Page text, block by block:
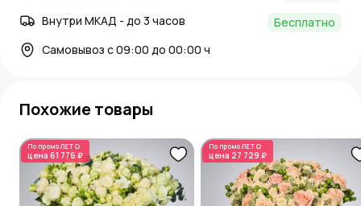
Внутри МКАД - до 3 часов
Бесплатно
Самовывоз с 09:00 до 00:00 ч
Похожие товары
По промоЛЕТО
цена 61 776 ₽
По промоЛЕТО
цена 27 729 ₽